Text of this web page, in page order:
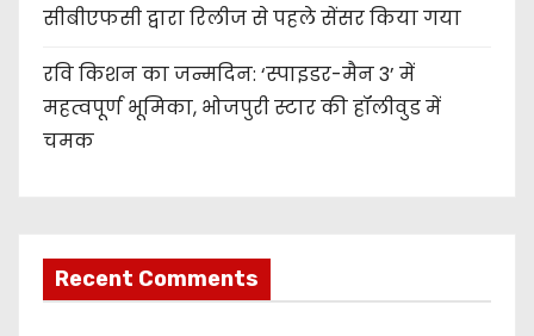
सीबीएफसी द्वारा रिलीज से पहले सेंसर किया गया
रवि किशन का जन्मदिन: ‘स्पाइडर-मैन 3’ में
महत्वपूर्ण भूमिका, भोजपुरी स्टार की हॉलीवुड में
चमक
Recent Comments